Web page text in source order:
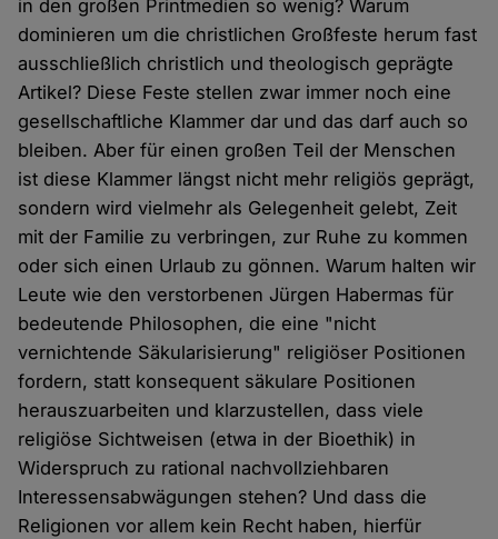
in den großen Printmedien so wenig? Warum
dominieren um die christlichen Großfeste herum fast
ausschließlich christlich und theologisch geprägte
Artikel? Diese Feste stellen zwar immer noch eine
gesellschaftliche Klammer dar und das darf auch so
bleiben. Aber für einen großen Teil der Menschen
ist diese Klammer längst nicht mehr religiös geprägt,
sondern wird vielmehr als Gelegenheit gelebt, Zeit
mit der Familie zu verbringen, zur Ruhe zu kommen
oder sich einen Urlaub zu gönnen. Warum halten wir
Leute wie den verstorbenen Jürgen Habermas für
bedeutende Philosophen, die eine "nicht
vernichtende Säkularisierung" religiöser Positionen
fordern, statt konsequent säkulare Positionen
herauszuarbeiten und klarzustellen, dass viele
religiöse Sichtweisen (etwa in der Bioethik) in
Widerspruch zu rational nachvollziehbaren
Interessensabwägungen stehen? Und dass die
Religionen vor allem kein Recht haben, hierfür